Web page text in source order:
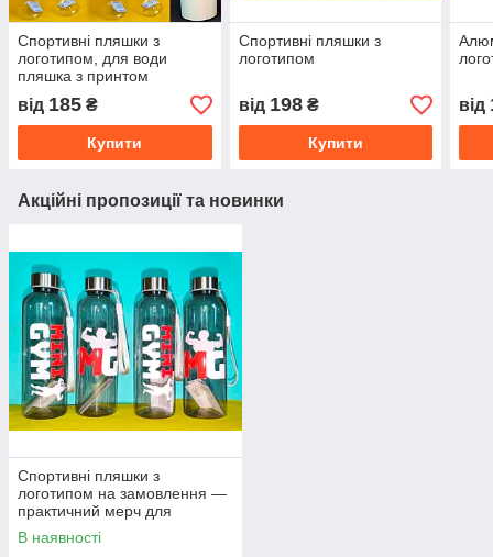
Спортивні пляшки з
логотипом, для води
пляшка з принтом
від 185 ₴
Купити
Спортивні пляшки з
логотипом
від 198₴
Купити
від
Акційні пропозиції та новинки
Спортивні пляшки з
логотипом на замовлення —
практичний мерч для
спортзалів, фітнес-клубів,
спортивних команд
В наявності